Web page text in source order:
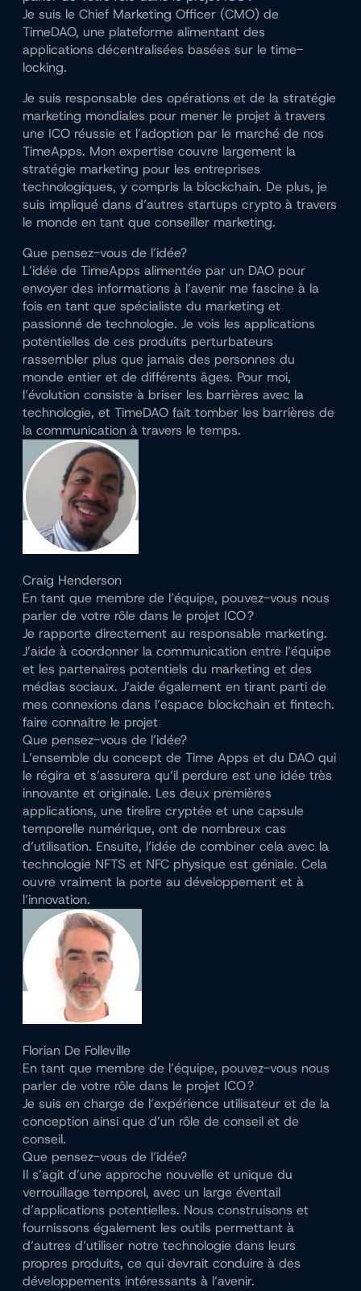
Je suis le Chief Marketing Officer (CMO) de
TimeDAO, une plateforme alimentant des
applications décentralisées basées sur le time-
locking.
Je suis responsable des opérations et de la stratégie
marketing mondiales pour mener le projet à travers
une ICO réussie et l’adoption par le marché de nos
TimeApps. Mon expertise couvre largement la
stratégie marketing pour les entreprises
technologiques, y compris la blockchain. De plus, je
suis impliqué dans d’autres startups crypto à travers
le monde en tant que conseiller marketing.
Que pensez-vous de l’idée?
L’idée de TimeApps alimentée par un DAO pour
envoyer des informations à l’avenir me fascine à la
fois en tant que spécialiste du marketing et
passionné de technologie. Je vois les applications
potentielles de ces produits perturbateurs
rassembler plus que jamais des personnes du
monde entier et de différents âges. Pour moi,
l’évolution consiste à briser les barrières avec la
technologie, et TimeDAO fait tomber les barrières de
la communication à travers le temps.
Craig Henderson
En tant que membre de l’équipe, pouvez-vous nous
parler de votre rôle dans le projet ICO ?
Je rapporte directement au responsable marketing.
J’aide à coordonner la communication entre l’équipe
et les partenaires potentiels du marketing et des
médias sociaux. J’aide également en tirant parti de
mes connexions dans l’espace blockchain et fintech.
faire connaître le projet
Que pensez-vous de l’idée?
L’ensemble du concept de Time Apps et du DAO qui
le régira et s’assurera qu’il perdure est une idée très
innovante et originale. Les deux premières
applications, une tirelire cryptée et une capsule
temporelle numérique, ont de nombreux cas
d’utilisation. Ensuite, l’idée de combiner cela avec la
technologie NFTS et NFC physique est géniale. Cela
ouvre vraiment la porte au développement et à
l’innovation.
Florian De Folleville
En tant que membre de l’équipe, pouvez-vous nous
parler de votre rôle dans le projet ICO ?
Je suis en charge de l’expérience utilisateur et de la
conception ainsi que d’un rôle de conseil et de
conseil.
Que pensez-vous de l’idée?
Il s’agit d’une approche nouvelle et unique du
verrouillage temporel, avec un large éventail
d’applications potentielles. Nous construisons et
fournissons également les outils permettant à
d’autres d’utiliser notre technologie dans leurs
propres produits, ce qui devrait conduire à des
développements intéressants à l’avenir.